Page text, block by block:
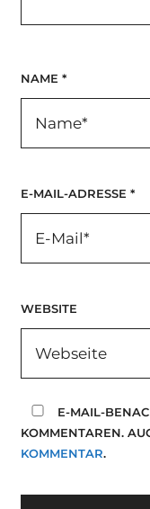
NAME *
E-MAIL-ADRESSE *
WEBSITE
E-MAIL-
KOMMENTAREN.
KOMMENTAR.